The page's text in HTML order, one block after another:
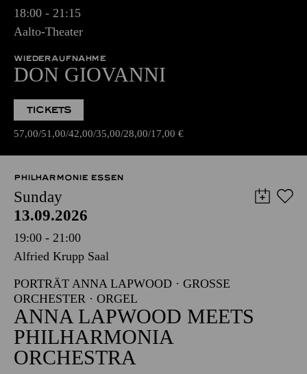
18:00 - 21:15
Aalto-Theater
WIEDERAUFNAHME
DON GIOVANNI
TICKETS
57,00 51,00 42,00 35,00 28,00 17,00 €
PHILHARMONIE ESSEN
Sunday
13.09.2026
19:00 - 21:00
Alfried Krupp Saal
PORTRÄT ANNA LAPWOOD · GROSSE O
RCHESTER · ORGEL
ANNA LAPWOOD MEETS
PHILHARMONIA
ORCHESTRA